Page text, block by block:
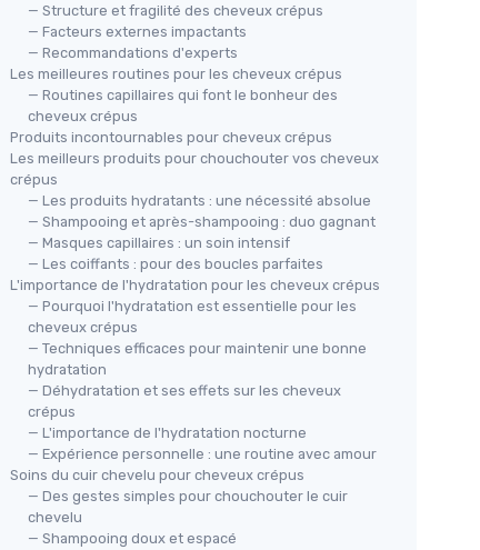
— Structure et fragilité des cheveux crépus
— Facteurs externes impactants
— Recommandations d'experts
Les meilleures routines pour les cheveux crépus
— Routines capillaires qui font le bonheur des
cheveux crépus
Produits incontournables pour cheveux crépus
Les meilleurs produits pour chouchouter vos cheveux
crépus
— Les produits hydratants : une nécessité absolue
— Shampooing et après-shampooing : duo gagnant
— Masques capillaires : un soin intensif
— Les coiffants : pour des boucles parfaites
L'importance de l'hydratation pour les cheveux crépus
— Pourquoi l'hydratation est essentielle pour les
cheveux crépus
— Techniques efficaces pour maintenir une bonne
hydratation
— Déhydratation et ses effets sur les cheveux
crépus
— L'importance de l'hydratation nocturne
— Expérience personnelle : une routine avec amour
Soins du cuir chevelu pour cheveux crépus
— Des gestes simples pour chouchouter le cuir
chevelu
— Shampooing doux et espacé